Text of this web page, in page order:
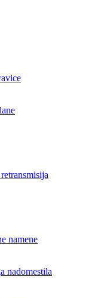
namene
nadomestila